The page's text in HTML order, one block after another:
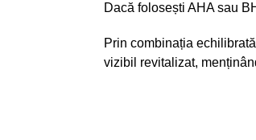
Dacă folosești AHA sau
Prin combinația
vizibil revitalizat,